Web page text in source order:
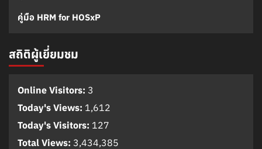
คู่มือ HRM for HOSxP
สถิติผู้เยี่ยมชม
Online Visitors: 3
Today's Views: 1,612
Today's Visitors: 127
Total Views: 3,434,385